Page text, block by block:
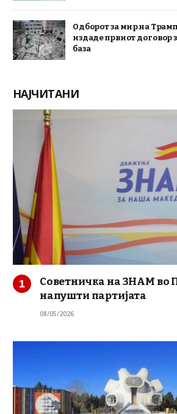
Одборот за мир на Трамп
издаде првиот договор
база
НАЈЧИТАНИ
Советничка на ЗНАМ во
напушти партијата
08/05/2026